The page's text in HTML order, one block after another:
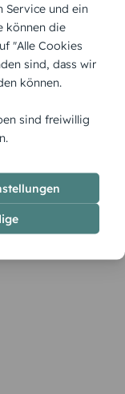
ist weich,
mit Kuschelfaktor
Service und ein
können die
"Alle Cookies
sind, dass wir
können.
sind freiwillig